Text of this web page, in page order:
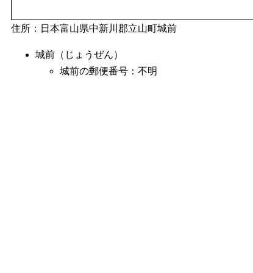
住所：日本富山県中新川郡立山町城前
城前（じょうぜん）
城前の郵便番号：不明